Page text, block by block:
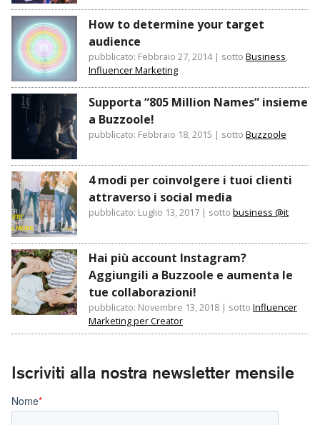
How to determine your target
audience
pubblicato: Febbraio 27, 2014| sotto Business,
Influencer Marketing
Supporta “805 Million Names” insieme
a Buzzoole!
pubblicato: Febbraio 18, 2015 | sotto Buzzoole
4 modi per coinvolgere i tuoi clienti
attraverso i social media
pubblicato: Luglio 13, 2017 | sotto business @it
Hai più account Instagram?
Aggiungili a Buzzoole e aumenta le
tue collaborazioni!
pubblicato: Novembre 13, 2018 | sotto Influencer
Marketing per Creator
Iscriviti alla nostra newsletter mensile